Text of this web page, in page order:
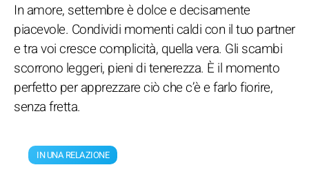
In amore, settembre è dolce e decisamente
piacevole. Condividi momenti caldi con il tuo partner
e tra voi cresce complicità, quella vera. Gli scambi
scorrono leggeri, pieni di tenerezza. È il momento
perfetto per apprezzare ciò che c’è e farlo fiorire,
senza fretta.
IN UNA RELAZIONE